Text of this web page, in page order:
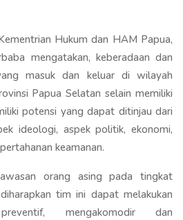
Hukum dan HAM Papua,
mengatakan, keberadaan dan
masuk dan keluar di wilayah
Papua Selatan selain memiliki
potensi yang dapat ditinjau dari
ideologi, aspek politik, ekonomi,
keamanan.
orang asing pada tingkat
tim ini dapat melakukan
mengakomodir dan